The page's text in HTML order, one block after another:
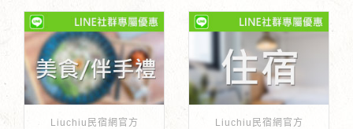
Liuchiu民宿網官方 Liuchiu民宿網官方